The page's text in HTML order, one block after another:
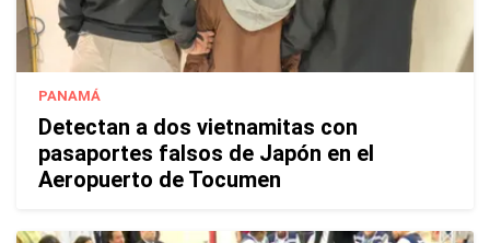
PANAMÁ
Detectan a dos vietnamitas con
pasaportes falsos de Japón en el
Aeropuerto de Tocumen